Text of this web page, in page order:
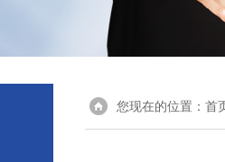
您现在的位置： 首